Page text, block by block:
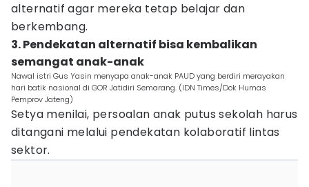
alternatif agar mereka tetap belajar dan
berkembang.
3. Pendekatan alternatif bisa kembalikan
semangat anak-anak
Nawal istri Gus Yasin menyapa anak-anak PAUD yang berdiri merayakan
hari batik nasional di GOR Jatidiri Semarang. (IDN Times/Dok Humas
Pemprov Jateng)
Setya menilai, persoalan anak putus sekolah harus
ditangani melalui pendekatan kolaboratif lintas
sektor.